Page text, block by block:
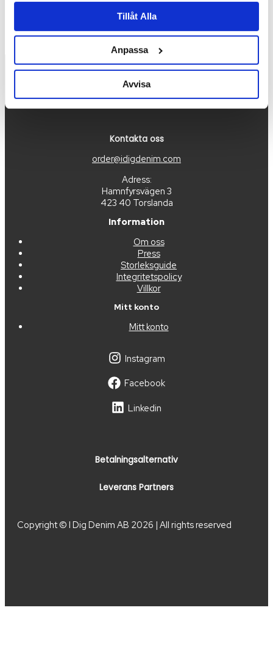
Tillåt Alla
Anpassa
Avvisa
produkten har flera
produktsidan
Kontakta oss
order@idigdenim.com
Adress:
Hamnfyrsvägen 3
423 40 Torslanda
Information
Om oss
Press
Storleksguide
Integritetspolicy
Villkor
Mitt konto
Mitt konto
Instagram
Facebook
Linkedin
Betalningsalternativ
Leverans Partners
Copyright © I Dig Denim AB 2026 | All rights reserved